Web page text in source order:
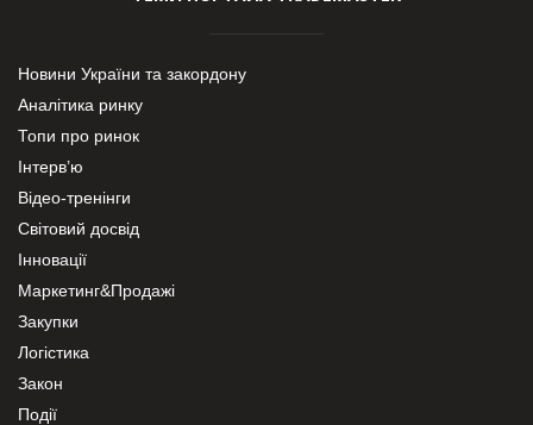
Новини України та закордону
Аналітика ринку
Топи про ринок
Інтерв’ю
Відео-тренінги
Світовий досвід
Інновації
Маркетинг&Продажі
Закупки
Логістика
Закон
Події